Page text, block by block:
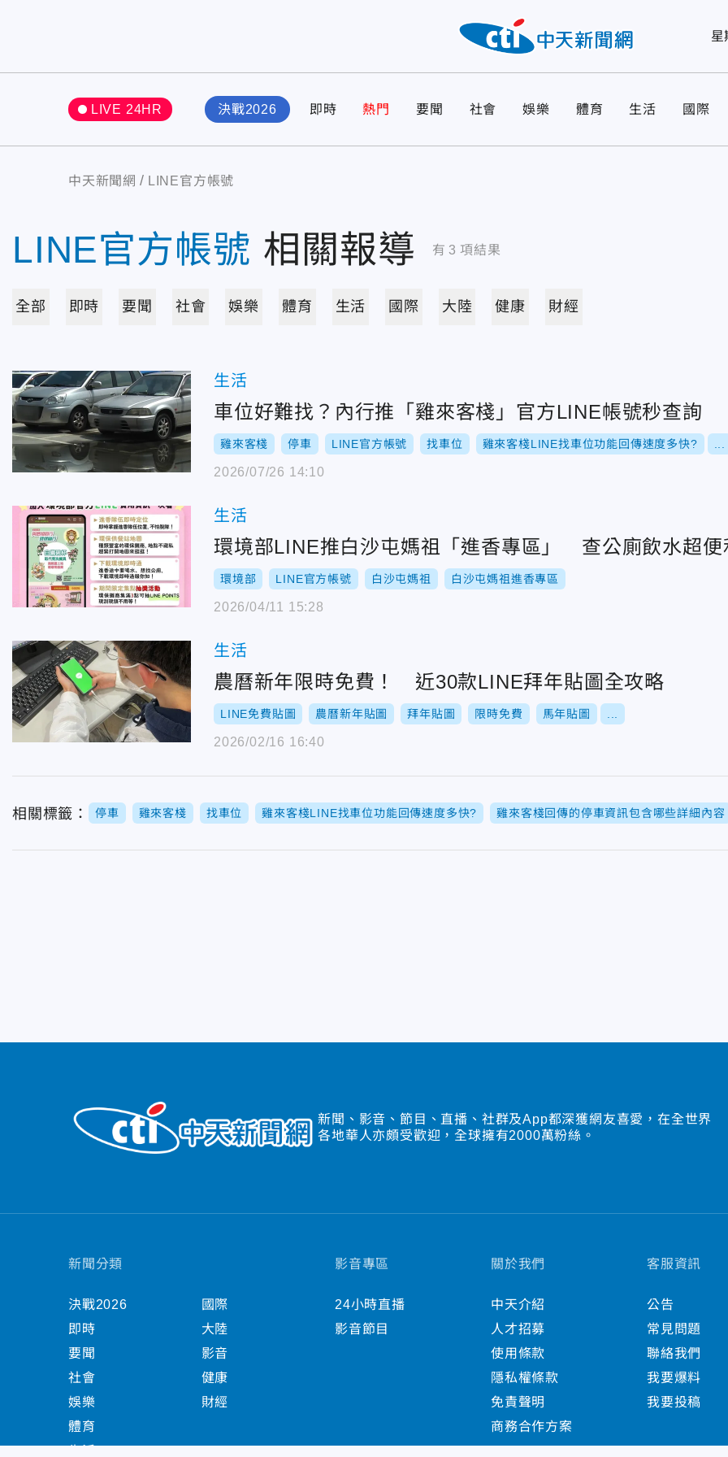
星
LIVE 24HR 決戰2026 即時 熱門 要聞 社會 娛樂 體育 生活 國際
中天新聞網 LINE官方帳號
LINE官方帳號 相關報導 有 3 項結果
全部 即時 要聞 社會 娛樂 體育 生活 國際 大陸 健康 財經
生活
車位好難找？內行推「雞來客棧」官方LINE帳號秒查詢
雞來客棧 停車 LINE官方帳號 找車位 雞來客棧LINE找車位功能回傳速度多快?
2026/07/26 14:10
生活
環境部LINE推白沙屯媽祖「進香專區」 查公廁飲水超便
環境部 LINE官方帳號 白沙屯媽祖 白沙屯媽祖進香專區
2026/04/11 15:28
生活
農曆新年限時免費！ 近30款LINE拜年貼圖全攻略
LINE免費貼圖 農曆新年貼圖 拜年貼圖 限時免費 馬年貼圖
2026/02/16 16:40
相關標籤： 停車 雞來客棧 找車位 雞來客棧LINE找車位功能回傳速度多快? 雞來客棧回傳的停車資訊包含哪些詳細內容
新聞、影音、節目、直播、社群及App都深獲網友喜愛，在全世界
各地華人亦頗受歡迎，全球擁有2000萬粉絲。
新聞分類
決戰2026
即時
要聞
社會
娛樂
體育
國際
大陸
影音
健康
財經
影音專區
24小時直播
影音節目
關於我們
中天介紹
人才招募
使用條款
隱私權條款
免責聲明
商務合作方案
客服資訊
公告
常見問題
聯絡我們
我要爆料
我要投稿